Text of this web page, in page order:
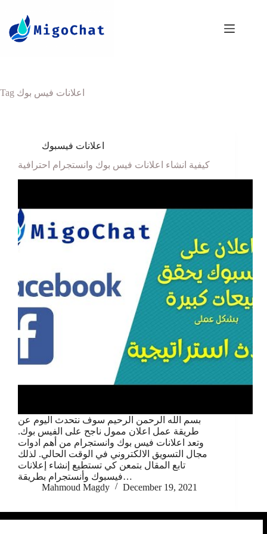
Tag اعلانات فيس بوك
اعلانات فيسبوك
كيفية انشاء اعلانات فيس بوك وانستجرام احترافية
بسم الله الرحمن الرحيم سوف نتحدث اليوم عن
طريقة عمل اعلان ممول ناجح على الفيس بوك.
وتعد اعلانات فيس بوك وانستجرام من أهم ادوات
مجال التسويق الالكتروني في الوقت الحالي. لذلك
تابع المقال بتمعن كي تستطيع إنشاء إعلانات
فيسبوك وأنستجرام بطريقة…
Mahmoud Magdy
December 19, 2021